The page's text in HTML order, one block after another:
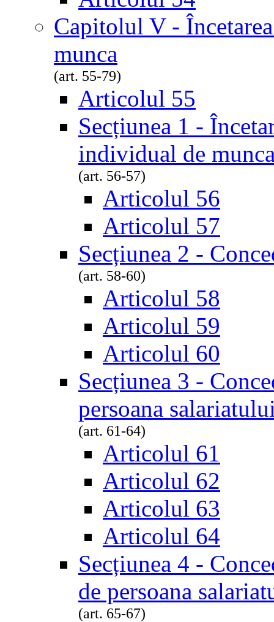
Capitolul V -
munca
(art. 55-79)
Articolul 55
Secțiunea 1 -
individual de
(art. 56-57)
Articolul 56
Articolul 57
Secțiunea 2 -
(art. 58-60)
Articolul 58
Articolul 59
Articolul 60
Secțiunea 3 -
persoana
(art. 61-64)
Articolul 61
Articolul 62
Articolul 63
Articolul 64
Secțiunea 4 -
de persoana
(art. 65-67)